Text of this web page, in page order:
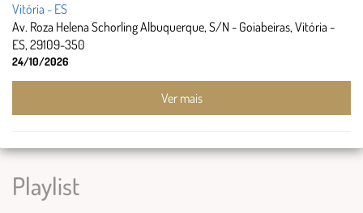
Vitória - ES
Av. Roza Helena Schorling Albuquerque, S/N - Goiabeiras, Vitória -
ES, 29109-350
24/10/2026
Ver mais
Playlist